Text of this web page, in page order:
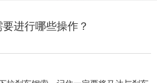
进行哪些操作？